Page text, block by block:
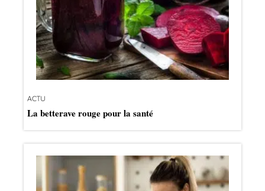
ACTU
La betterave rouge pour la santé